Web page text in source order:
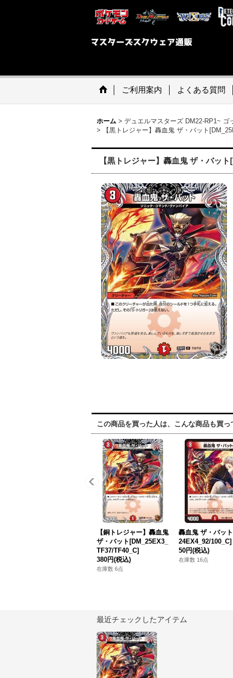
ご利用案内 よくある質問
ホーム > デュエルマスターズ DM22-RP1~ ゴ
>
【黒トレジャー】轟血鬼 ザ・バット
【黒トレジャー】轟血鬼 ザ・バッ
この商品を買った人は、こんな商品も買っ
【銅トレジャー】轟血鬼
ザ・バット[DM_25EX3_
TF37/TF40_C]
380円(税込)
在庫数 6点
轟血鬼 ザ・バット
24EX4_92/100_C]
50円(税込)
在庫数 16点
最近チェックしたアイテム